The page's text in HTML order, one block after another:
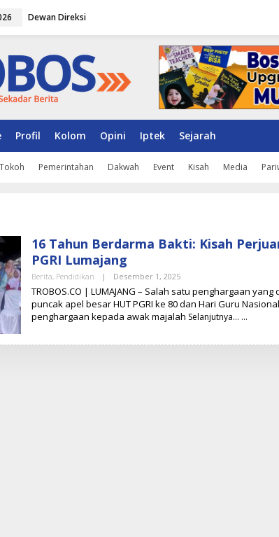
Dewan Direksi
Profil Kolom Opini Iptek Sejarah
Tokoh Pemerintahan Dakwah Event Kisah Media
16 Tahun Berdarma Bakti: Kisah
PGRI Lumajang
Berita, Pendidikan | Desember 1, 2025
E
H
T
R
TROBOS.CO | LUMAJANG – Salah satu penghargaan
puncak apel besar HUT PGRI ke 80 dan Hari Guru
penghargaan kepada awak majalah Selanjutnya…